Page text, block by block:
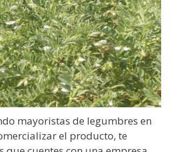
mayoristas de legumbres en
el producto, te